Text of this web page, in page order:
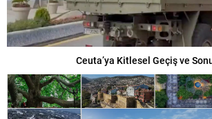
Ceuta’ya Kitlesel Geçiş ve